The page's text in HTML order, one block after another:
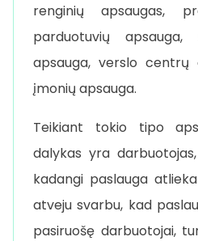
renginių apsaugas,
parduotuvių apsauga,
apsauga, verslo centrų
įmonių apsauga.
Teikiant tokio tipo
dalykas yra
kadangi paslauga
atveju svarbu, kad
pasiruošę darbuotojai,